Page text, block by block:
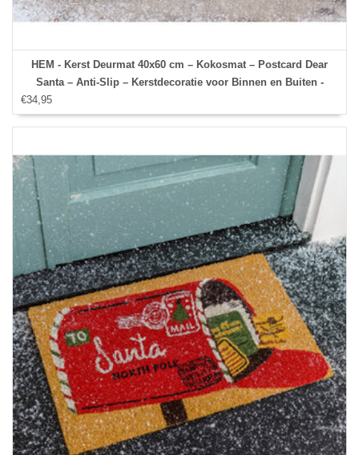
HEM - Kerst Deurmat 40x60 cm – Kokosmat – Postcard Dear
Santa – Anti-Slip – Kerstdecoratie voor Binnen en Buiten -
€34,95